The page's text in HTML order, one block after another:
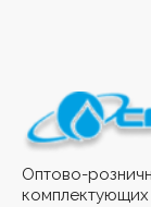
Оптово-
комплектующих